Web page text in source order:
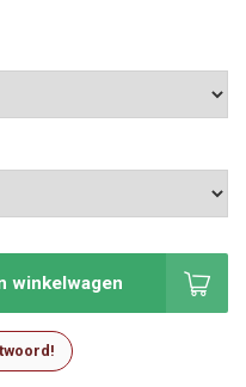
winkelwagen